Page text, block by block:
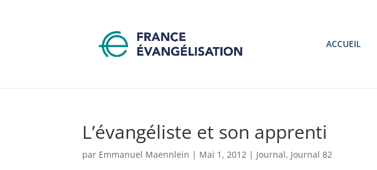
ACCUEIL
L’évangéliste et son apprenti
par Emmanuel Maennlein | Mai 1, 2012 | Journal, Journal 82